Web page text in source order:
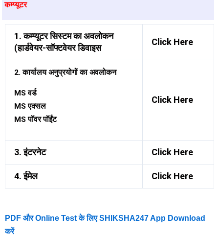
कम्प्यूटर
1. कम्प्यूटर सिस्टम का अवलोकन
(हार्डवेयर-सॉफ्टवेयर डिवाइस
Click Here
2. कार्यालय अनुप्रयोगों का अवलोकन
MS वर्ड
MS एक्सल
MS पॉवर पॉईंट
Click Here
3. इंटरनेट Click Here
4. ईमेल Click Here
PDF और Online Test के लिए SHIKSHA247 App Download
करें